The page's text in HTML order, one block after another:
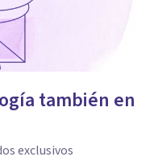
también en
exclusivos